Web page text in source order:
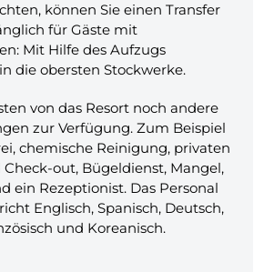
können Sie einen Transfer
für Gäste mit
Mit Hilfe des Aufzugs
die obersten Stockwerke.
von das Resort noch andere
zur Verfügung. Zum Beispiel
chemische Reinigung, privaten
out, Bügeldienst, Mangel,
ein Rezeptionist. Das Personal
Englisch, Spanisch, Deutsch,
und Koreanisch.